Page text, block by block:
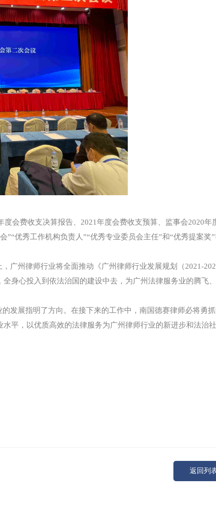
会费收支决算报告、2021年度会费收支预算、监事会2020年
”“优秀工作机构负责人”“优秀专业委员会主任”和“优秀提案奖
广州律师行业将全面推动《广州律师行业发展规划（2021-
身心投入到依法治国的建设中去，为广州法律服务业的腾飞
发展指明了方向。在接下来的工作中，南国德赛律师必将勇
平，以优质高效的法律服务为广州律师行业的新进步和法治
返回列